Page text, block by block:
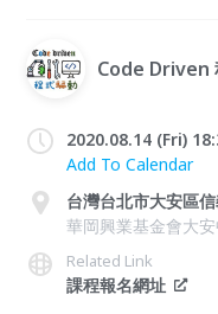
Code Driven
2020.08.14 (Fri)
Add To Calendar
台灣台北市大安區
華岡興業基金會大
Related Link
課程報名網址